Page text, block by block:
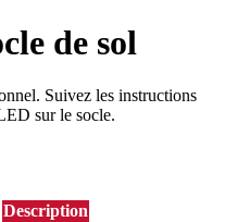
de sol
Suivez les instructions
sur le socle.
Description